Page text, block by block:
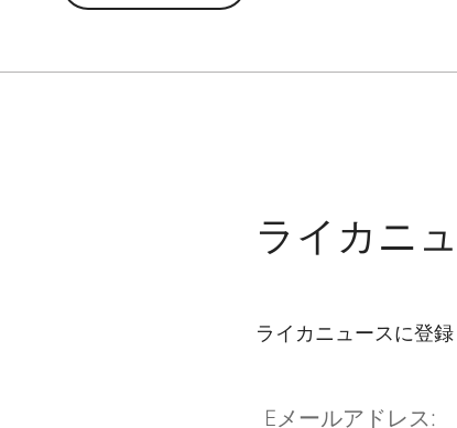
ライカニ
ライカニュースに登